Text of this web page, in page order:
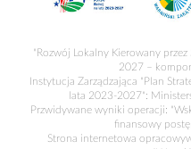
"Rozwój Lokalny Kierowany przez
2027 –
Instytucja Zarządzająca "Plan
lata 2023-2027":
Przwidywane wyniki operacji:
finansowy
Strona internetowa